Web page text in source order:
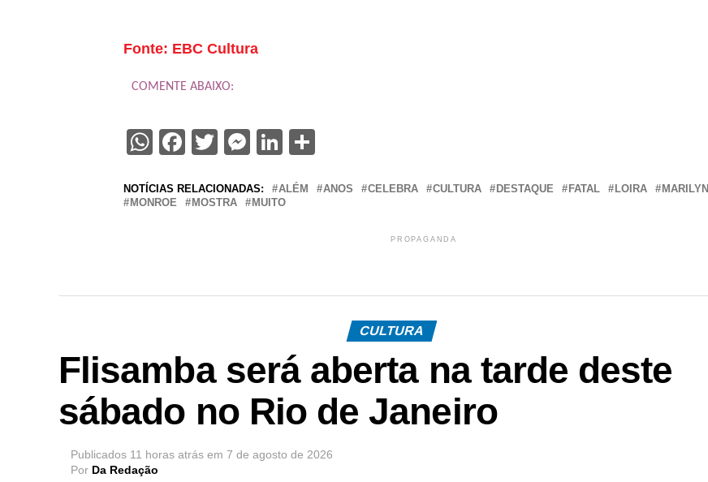
Fonte: EBC Cultura
COMENTE ABAIXO:
WhatsApp
Facebook
Twitter
Messenger
LinkedIn
NOTÍCIAS RELACIONADAS: ALÉM ANOS CELEBRA CULTURA DESTAQUE FATAL LOIRA
MARILYN
MONROE
MOSTRA MUITO
PROPAGANDA
CULTURA
Flisamba será aberta na tarde deste
sábado no Rio de Janeiro
Publicados 11 horas atrás em 7 de agosto de 2026
Por Da Redação